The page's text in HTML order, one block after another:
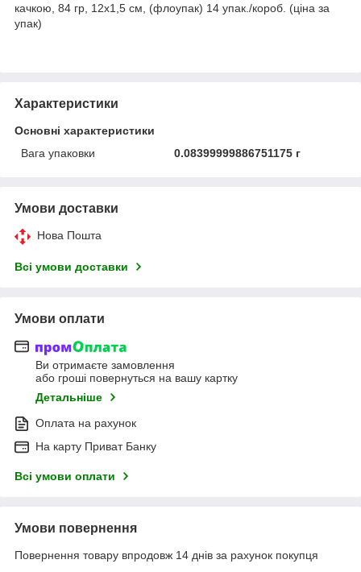
качкою, 84 гр, 12x1,5 см, (флоупак) 14 упак./короб. (ціна за
упак)
Характеристики
Основні характеристики
Вага упаковки
0.08399999886751175 г
Умови доставки
Нова Пошта
Всі умови доставки
Умови оплати
Ви отримаєте замовлення
або гроші повернуться на вашу картку
Детальніше
Оплата на рахунок
На карту Приват Банку
Всі умови оплати
Умови повернення
Повернення товару впродовж 14 днів за рахунок покупця